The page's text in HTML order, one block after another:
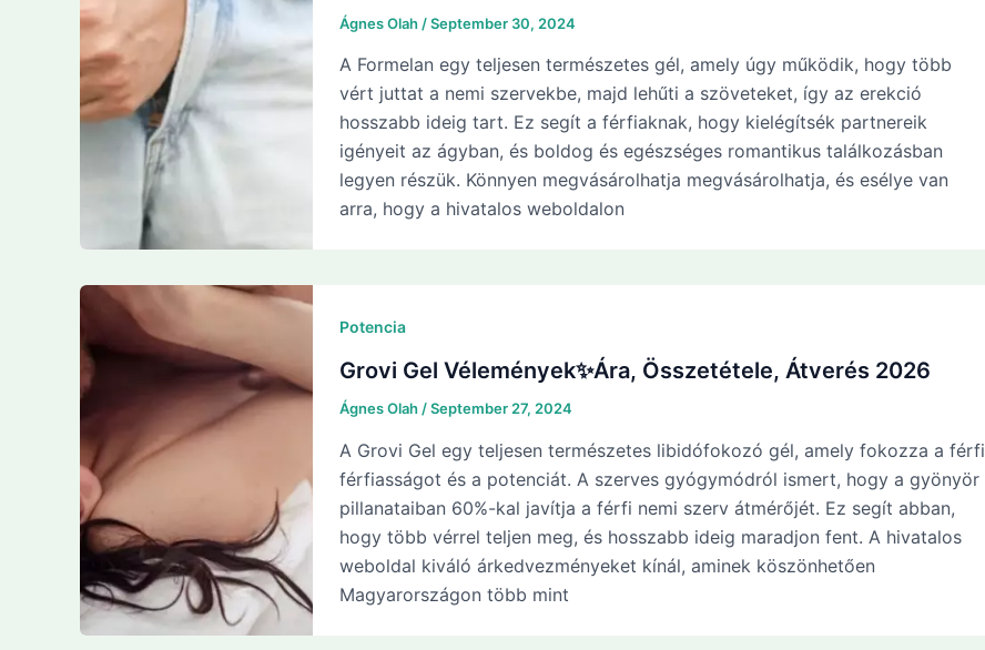
Ágnes Olah /September 30, 2024
A Formelan egy teljesen természetes gél, amely úgy működik, hogy több
vért juttat a nemi szervekbe, majd lehűti a szöveteket, így az erekció
hosszabb ideig tart. Ez segít a férfiaknak, hogy kielégítsék partnereik
igényeit az ágyban, és boldog és egészséges romantikus találkozásban
legyen részük. Könnyen megvásárolhatja megvásárolhatja, és esélye van
arra, hogy a hivatalos weboldalon
Potencia
Grovi Gel Vélemények✨Ára, Összetétele, Átverés 2026
Ágnes Olah /September 27, 2024
A Grovi Gel egy teljesen természetes libidófokozó gél, amely fokozza a férfi
férfiasságot és a potenciát. A szerves gyógymódról ismert, hogy a gyönyör
pillanataiban 60%-kal javítja a férfi nemi szerv átmérőjét. Ez segít abban,
hogy több vérrel teljen meg, és hosszabb ideig maradjon fent. A hivatalos
weboldal kiváló árkedvezményeket kínál, aminek köszönhetően
Magyarországon több mint